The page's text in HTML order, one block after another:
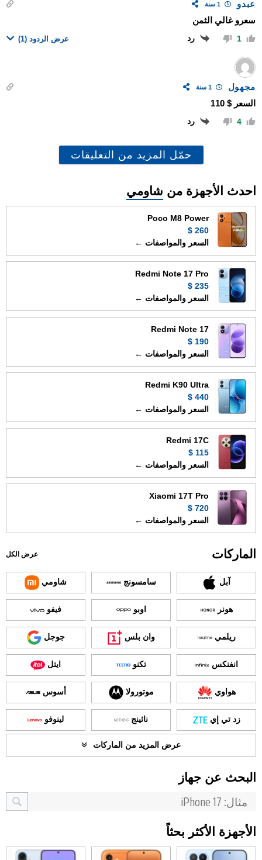
عبدو
سعرو غالي الثمن
1 رد عرض الردود (1)
مجهول 1 سنة
السعر $ 110
4 رد
حمّل المزيد من التعليقات
احدث الأجهزة من شاومي
Poco M8 Power
260 $
السعر والمواصفات ←
Redmi Note 17 Pro
235 $
السعر والمواصفات ←
Redmi Note 17
190 $
السعر والمواصفات ←
Redmi K90 Ultra
440 $
السعر والمواصفات ←
Redmi 17C
115 $
السعر والمواصفات ←
Xiaomi 17T Pro
720 $
السعر والمواصفات ←
الماركات عرض الكل
آبل سامسونج شاومي
هونر اوبو فيفو
ريلمي وان بلس جوجل
انفنكس تكنو ايتل
هواوي موتورولا أسوس
زد تي إي ناثينج لينوفو
عرض المزيد من الماركات
البحث عن جهاز
الأجهزة الأكثر بحثاً